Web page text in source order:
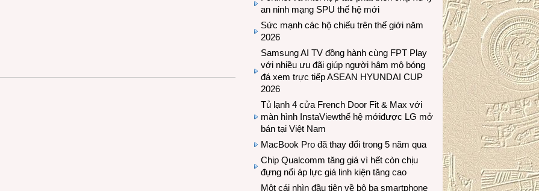
an ninh mạng SPU thế hệ mới
Sức mạnh các hộ chiếu trên thế giới năm
2026
Samsung AI TV đồng hành cùng FPT Play
với nhiều ưu đãi giúp người hâm mộ bóng
đá xem trực tiếp ASEAN HYUNDAI CUP
2026
Tủ lạnh 4 cửa French Door Fit & Max với
màn hình InstaViewthế hệ mớiđược LG mở
bán tại Việt Nam
MacBook Pro đã thay đổi trong 5 năm qua
Chip Qualcomm tăng giá vì hết còn chịu
đựng nổi áp lực giá linh kiện tăng cao
Một cái nhìn đầu tiên về bộ ba smartphone